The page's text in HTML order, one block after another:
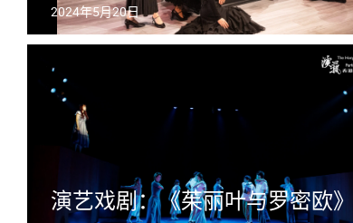
2024年5月20日
演艺戏剧：《茱丽叶与罗密欧》